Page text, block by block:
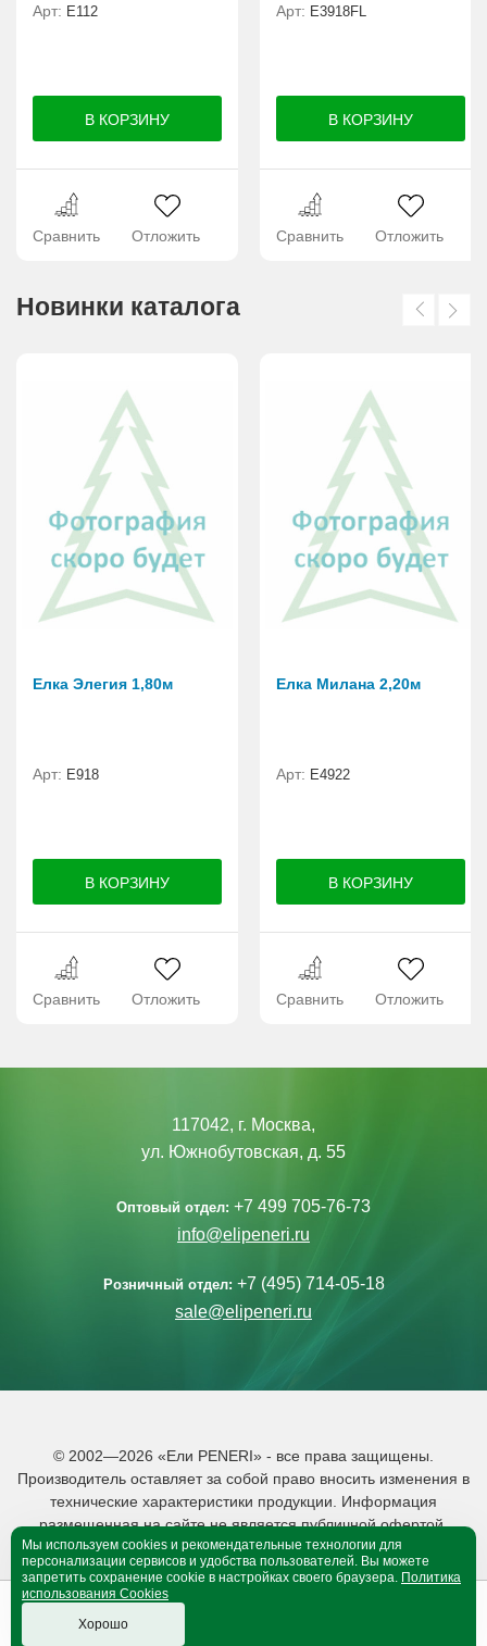
0
Арт: E112
Сравнить Отложить
Арт: E3918FL
Сравнить Отложить
Новинки каталога
Елка Элегия 1,80м
Арт: E918
Сравнить Отложить
Елка Милана 2,20м
Арт: Е4922
Сравнить Отложить
117042, г. Москва,
ул. Южнобутовская, д. 55
Оптовый отдел: +7 499 705-76-73
info@elipeneri.ru
Розничный отдел: +7 (495) 714-05-18
sale@elipeneri.ru
© 2002—2026 «Ели PENERI» - все права защищены.
Производитель оставляет за собой право вносить изменения в
технические характеристики продукции. Информация
размещенная на сайте не является публичной офертой.
Политика обработки персональных данных
Мы используем cookies и рекомендательные технологии для
персонализации сервисов и удобства пользователей. Вы можете
запретить сохранение cookie в настройках своего браузера. Политика
использования Cookies
Хорошо